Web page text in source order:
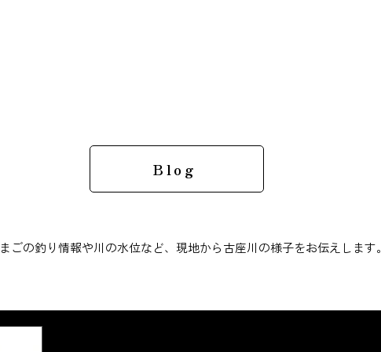
Blog
ごの釣り情報や川の水位など、現地から古座川の様子をお伝えします。